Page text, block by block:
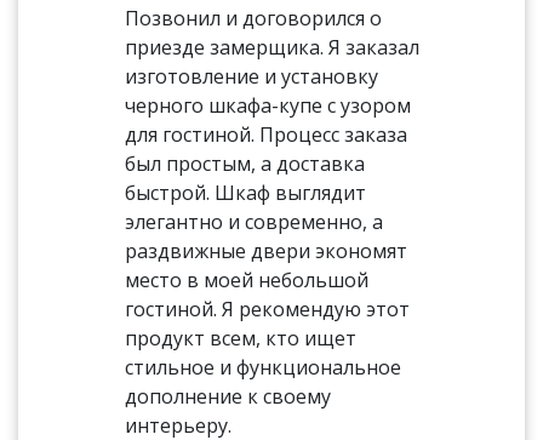
Позвонил и договорился о
приезде замерщика. Я заказал
изготовление и установку
черного шкафа-купе с узором
для гостиной. Процесс заказа
был простым, а доставка
быстрой. Шкаф выглядит
элегантно и современно, а
раздвижные двери экономят
место в моей небольшой
гостиной. Я рекомендую этот
продукт всем, кто ищет
стильное и функциональное
дополнение к своему
интерьеру.